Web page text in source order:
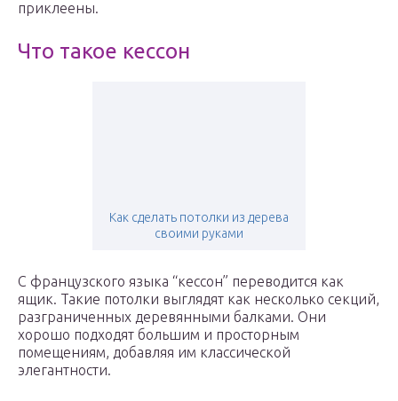
приклеены.
Что такое кессон
Как сделать потолки из дерева
своими руками
С французского языка “кессон” переводится как
ящик. Такие потолки выглядят как несколько секций,
разграниченных деревянными балками. Они
хорошо подходят большим и просторным
помещениям, добавляя им классической
элегантности.